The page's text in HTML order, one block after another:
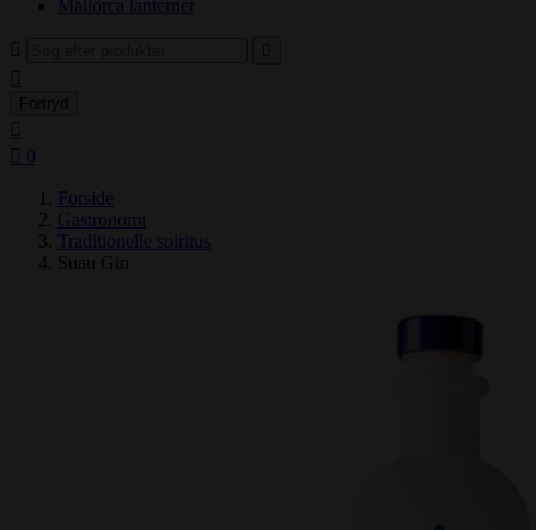
Mallorca lanterner
0
Forside
Gastronomi
Traditionelle spiritus
Suau Gin